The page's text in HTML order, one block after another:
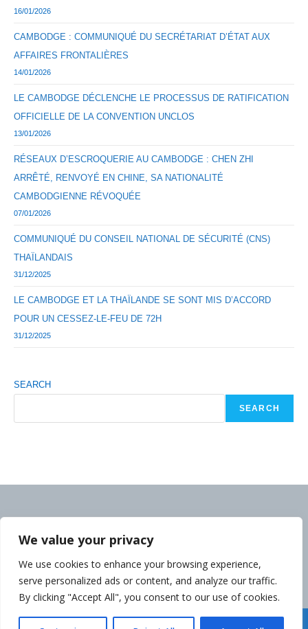
We value your privacy
We use cookies to enhance your browsing experience,
serve personalized ads or content, and analyze our traffic.
By clicking "Accept All", you consent to our use of cookies.
16/01/2026
CAMBODGE : COMMUNIQUÉ DU SECRÉTARIAT D’ÉTAT AUX
AFFAIRES FRONTALIÈRES
14/01/2026
LE CAMBODGE DÉCLENCHE LE PROCESSUS DE RATIFICATION
OFFICIELLE DE LA CONVENTION UNCLOS
13/01/2026
RÉSEAUX D’ESCROQUERIE AU CAMBODGE : CHEN ZHI
ARRÊTÉ, RENVOYÉ EN CHINE, SA NATIONALITÉ
CAMBODGIENNE RÉVOQUÉE
07/01/2026
COMMUNIQUÉ DU CONSEIL NATIONAL DE SÉCURITÉ (CNS)
THAÏLANDAIS
31/12/2025
LE CAMBODGE ET LA THAÏLANDE SE SONT MIS D’ACCORD
POUR UN CESSEZ-LE-FEU DE 72H
31/12/2025
SEARCH
SEARCH